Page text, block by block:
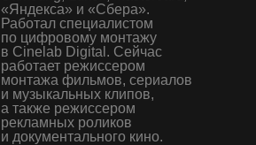
«Яндекса» и «Сбера».
Работал специалистом
по цифровому монтажу
в Cinelab Digital. Сейчас
работает режиссером
монтажа фильмов, сериалов
и музыкальных клипов,
а также режиссером
рекламных роликов
и документального кино.